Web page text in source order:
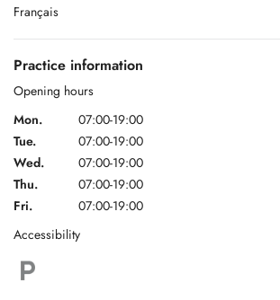
Français
Practice information
Opening hours
Mon.
07:00-19:00
Tue.
07:00-19:00
Wed.
07:00-19:00
Thu.
07:00-19:00
Fri.
07:00-19:00
Accessibility